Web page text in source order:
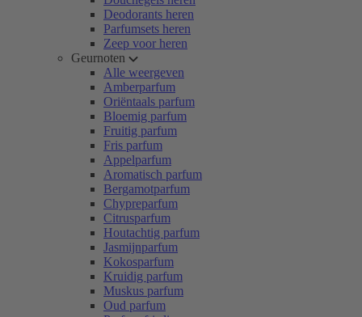
Deodorants heren
Parfumsets heren
Zeep voor heren
Geurnoten
Alle weergeven
Amberparfum
Oriëntaals parfum
Bloemig parfum
Fruitig parfum
Fris parfum
Appelparfum
Aromatisch parfum
Bergamotparfum
Chypreparfum
Citrusparfum
Houtachtig parfum
Jasmijnparfum
Kokosparfum
Kruidig parfum
Muskus parfum
Oud parfum